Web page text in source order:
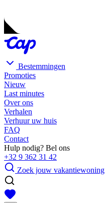
Bestemmingen
Promoties
Nieuw
Last minutes
Over ons
Verhalen
Verhuur uw huis
FAQ
Contact
Hulp nodig? Bel ons
+32 9 362 31 42
Zoek jouw vakantiewoning